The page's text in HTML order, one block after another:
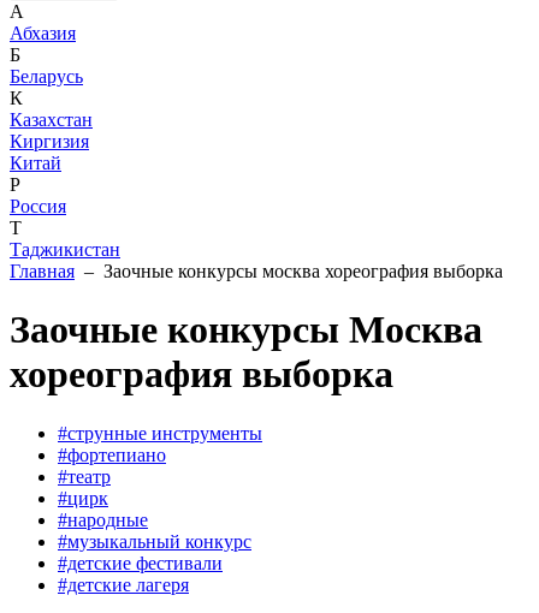
А
Абхазия
Б
Беларусь
К
Казахстан
Киргизия
Китай
Р
Россия
Т
Таджикистан
Главная – Заочные конкурсы москва хореография выборка
Заочные конкурсы Москва
хореография выборка
#струнные инструменты
#фортепиано
#театр
#цирк
#народные
#музыкальный конкурс
#детские фестивали
#детские лагеря